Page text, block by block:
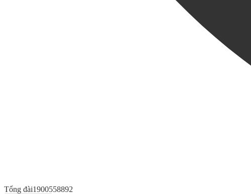
Tổng đài1900558892